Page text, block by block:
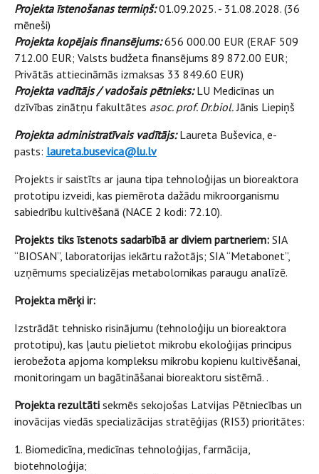
Projekta īstenošanas termiņš:01.09.2025. - 31.08.2028. (36
mēneši)
Projekta kopējais finansējums:656 000.00 EUR (ERAF 509
712.00 EUR; Valsts budžeta finansējums 89 872.00 EUR;
Privātās attiecināmās izmaksas 33 849.60 EUR)
Projekta vadītājs / vadošais pētnieks:LU Medicīnas un
dzīvības zinātņu fakultātes asoc. prof. Dr.biol.Jānis Liepiņš
Projekta administratīvais vadītājs:Laureta Buševica, e-
pasts: laureta.busevica@lu.lv
Projekts ir saistīts ar jauna tipa tehnoloģijas un bioreaktora
prototipu izveidi, kas piemērota dažādu mikroorganismu
sabiedrību kultivēšanā (NACE 2 kodi: 72.10).
Projekts tiks īstenots sadarbībā ar diviem partneriem: SIA
“BIOSAN”, laboratorijas iekārtu ražotājs; SIA “Metabonet”,
uzņēmums specializējas metabolomikas paraugu analīzē.
Projekta mērķi ir:
Izstrādāt tehnisko risinājumu (tehnoloģiju un bioreaktora
prototipu), kas ļautu pielietot mikrobu ekoloģijas principus
ierobežota apjoma kompleksu mikrobu kopienu kultivēšanai,
monitoringam un bagātināšanai bioreaktoru sistēmā. .
Projekta rezultāti sekmēs sekojošas Latvijas Pētniecības un
inovācijas viedās specializācijas stratēģijas (RIS3) prioritātes:
1. Biomedicīna, medicīnas tehnoloģijas, farmācija,
biotehnoloģija;